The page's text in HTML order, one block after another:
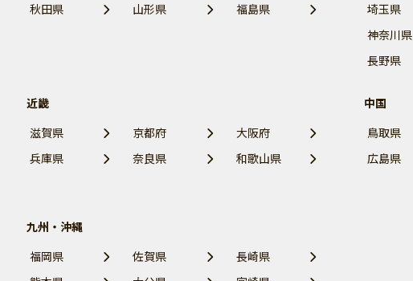
秋田県
山形県 福島県
埼玉県
神奈川県
長野県
近畿
滋賀県
京都府
大阪府
兵庫県
奈良県 和歌山県
中国
鳥取県
広島県
九州・沖縄
福岡県
佐賀県
長崎県